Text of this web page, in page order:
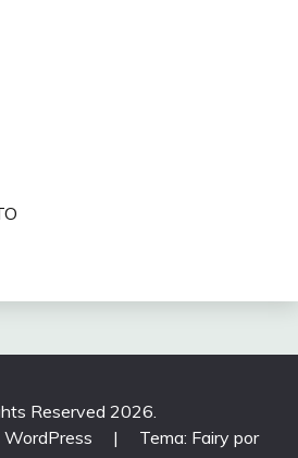
Reserved 2026.
WordPress
|
Tema: Fairy por